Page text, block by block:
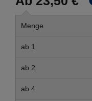
Menge
ab 1
ab 2
ab 4